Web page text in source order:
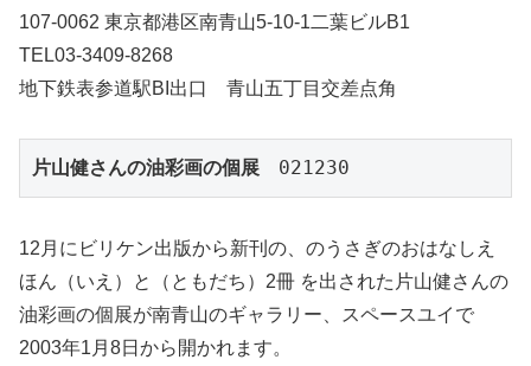
107-0062 東京都港区南青山5-10-1二葉ビルB1
TEL03-3409-8268
地下鉄表参道駅BI出口 青山五丁目交差点角
片山健さんの油彩画の個展 021230
12月にビリケン出版から新刊の、のうさぎのおはなしえ
ほん（いえ）と（ともだち）2冊 を出された片山健さんの
油彩画の個展が南青山のギャラリー、スペースユイで
2003年1月8日から開かれます。